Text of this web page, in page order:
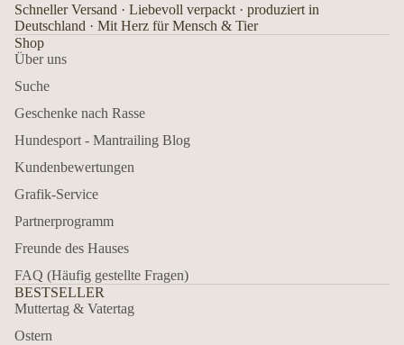
Schneller Versand · Liebevoll verpackt · produziert in
Deutschland · Mit Herz für Mensch & Tier
Shop
Über uns
Suche
Geschenke nach Rasse
Hundesport - Mantrailing Blog
Kundenbewertungen
Grafik-Service
Partnerprogramm
Freunde des Hauses
FAQ (Häufig gestellte Fragen)
BESTSELLER
Muttertag & Vatertag
Ostern